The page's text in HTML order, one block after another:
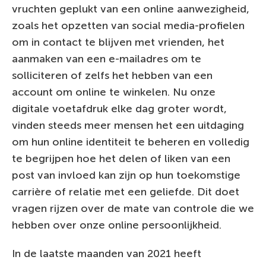
vruchten geplukt van een online aanwezigheid,
zoals het opzetten van social media-profielen
om in contact te blijven met vrienden, het
aanmaken van een e-mailadres om te
solliciteren of zelfs het hebben van een
account om online te winkelen. Nu onze
digitale voetafdruk elke dag groter wordt,
vinden steeds meer mensen het een uitdaging
om hun online identiteit te beheren en volledig
te begrijpen hoe het delen of liken van een
post van invloed kan zijn op hun toekomstige
carrière of relatie met een geliefde. Dit doet
vragen rijzen over de mate van controle die we
hebben over onze online persoonlijkheid.
In de laatste maanden van 2021 heeft